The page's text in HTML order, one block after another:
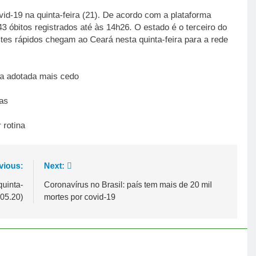
19 na quinta-feira (21). De acordo com a plataforma
óbitos registrados até às 14h26. O estado é o terceiro do
rápidos chegam ao Ceará nesta quinta-feira para a rede
adotada mais cedo
rotina
Next:
Coronavírus no Brasil: país tem mais de 20 mil
mortes por covid-19